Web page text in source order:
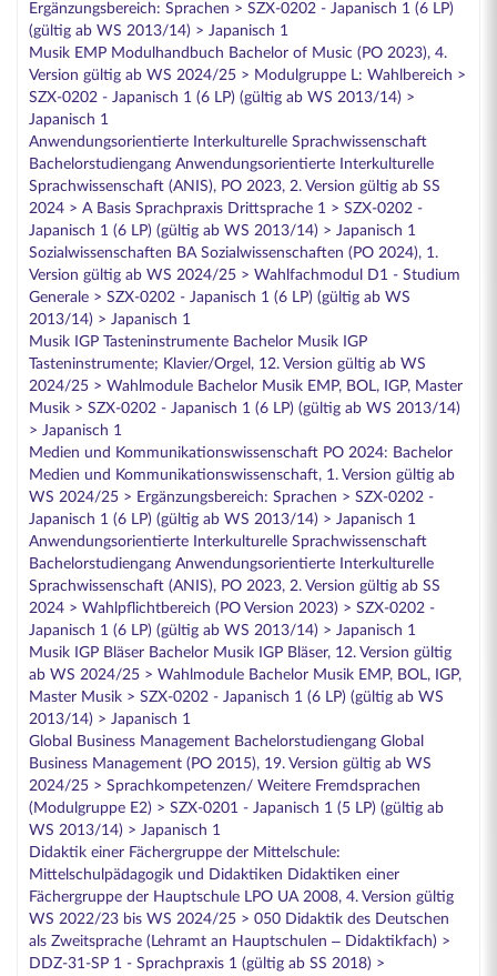
Ergänzungsbereich: Sprachen > SZX-0202 - Japanisch 1 (6 LP)
(gültig ab WS 2013/14) > Japanisch 1
Musik EMP Modulhandbuch Bachelor of Music (PO 2023), 4.
Version gültig ab WS 2024/25 > Modulgruppe L: Wahlbereich >
SZX-0202 - Japanisch 1 (6 LP) (gültig ab WS 2013/14) >
Japanisch 1
Anwendungsorientierte Interkulturelle Sprachwissenschaft
Bachelorstudiengang Anwendungsorientierte Interkulturelle
Sprachwissenschaft (ANIS), PO 2023, 2. Version gültig ab SS
2024 > A Basis Sprachpraxis Drittsprache 1 > SZX-0202 -
Japanisch 1 (6 LP) (gültig ab WS 2013/14) > Japanisch 1
Sozialwissenschaften BA Sozialwissenschaften (PO 2024), 1.
Version gültig ab WS 2024/25 > Wahlfachmodul D1 - Studium
Generale > SZX-0202 - Japanisch 1 (6 LP) (gültig ab WS
2013/14) > Japanisch 1
Musik IGP Tasteninstrumente Bachelor Musik IGP
Tasteninstrumente; Klavier/Orgel, 12. Version gültig ab WS
2024/25 > Wahlmodule Bachelor Musik EMP, BOL, IGP, Master
Musik > SZX-0202 - Japanisch 1 (6 LP) (gültig ab WS 2013/14)
> Japanisch 1
Medien und Kommunikationswissenschaft PO 2024: Bachelor
Medien und Kommunikationswissenschaft, 1. Version gültig ab
WS 2024/25 > Ergänzungsbereich: Sprachen > SZX-0202 -
Japanisch 1 (6 LP) (gültig ab WS 2013/14) > Japanisch 1
Anwendungsorientierte Interkulturelle Sprachwissenschaft
Bachelorstudiengang Anwendungsorientierte Interkulturelle
Sprachwissenschaft (ANIS), PO 2023, 2. Version gültig ab SS
2024 > Wahlpflichtbereich (PO Version 2023) > SZX-0202 -
Japanisch 1 (6 LP) (gültig ab WS 2013/14) > Japanisch 1
Musik IGP Bläser Bachelor Musik IGP Bläser, 12. Version gültig
ab WS 2024/25 > Wahlmodule Bachelor Musik EMP, BOL, IGP,
Master Musik > SZX-0202 - Japanisch 1 (6 LP) (gültig ab WS
2013/14) > Japanisch 1
Global Business Management Bachelorstudiengang Global
Business Management (PO 2015), 19. Version gültig ab WS
2024/25 > Sprachkompetenzen/ Weitere Fremdsprachen
(Modulgruppe E2) > SZX-0201 - Japanisch 1 (5 LP) (gültig ab
WS 2013/14) > Japanisch 1
Didaktik einer Fächergruppe der Mittelschule:
Mittelschulpädagogik und Didaktiken Didaktiken einer
Fächergruppe der Hauptschule LPO UA 2008, 4. Version gültig
WS 2022/23 bis WS 2024/25 > 050 Didaktik des Deutschen
als Zweitsprache (Lehramt an Hauptschulen – Didaktikfach) >
DDZ-31-SP 1 - Sprachpraxis 1 (gültig ab SS 2018) >